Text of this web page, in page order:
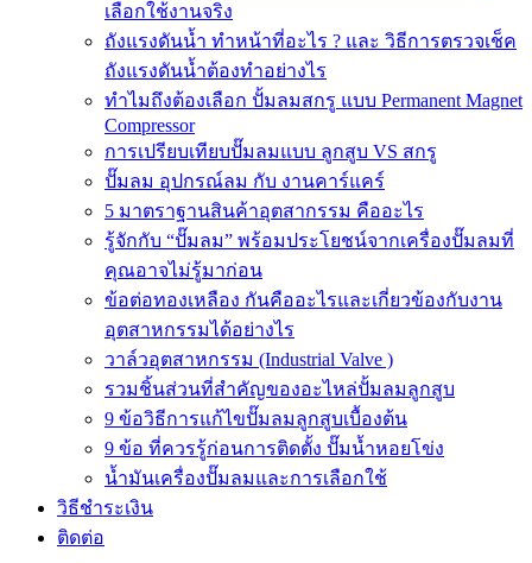
เลือกใช้งานจริง
ถังแรงดันน้ำ ทำหน้าที่อะไร ? และ วิธีการตรวจเช็ค
ถังแรงดันน้ำต้องทำอย่างไร
ทำไมถึงต้องเลือก ปั้มลมสกรู แบบ Permanent Magnet
Compressor
การเปรียบเทียบปั๊มลมแบบ ลูกสูบ VS สกรู
ปั๊มลม อุปกรณ์ลม กับ งานคาร์แคร์
5 มาตราฐานสินค้าอุตสากรรม คืออะไร
รู้จักกับ “ปั๊มลม” พร้อมประโยชน์จากเครื่องปั๊มลมที่
คุณอาจไม่รู้มาก่อน
ข้อต่อทองเหลือง กันคืออะไรและเกี่ยวข้องกับงาน
อุตสาหกรรมได้อย่างไร
วาล์วอุตสาหกรรม (Industrial Valve )
รวมชิ้นส่วนที่สำคัญของอะไหล่ปั้มลมลูกสูบ
9 ข้อวิธีการแก้ไขปั๊มลมลูกสูบเบื้องต้น
9 ข้อ ที่ควรรู้ก่อนการติดตั้ง ปั๊มน้ำหอยโข่ง
น้ำมันเครื่องปั๊มลมและการเลือกใช้
วิธีชำระเงิน
ติดต่อ